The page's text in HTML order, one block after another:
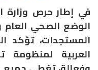
في إطار حرص وزارة
الوضع الصحي العام
المستجدات، تؤكد
العربية